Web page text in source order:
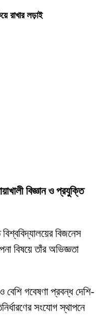
রাখার লড়াই
বিজ্ঞান ও প্রযুক্তি
বিজনেস
বিষয়ে তাঁর অভিজ্ঞতা
বেশি গবেষণা প্রবন্ধ দেশি-
সংযোগ স্থাপনে